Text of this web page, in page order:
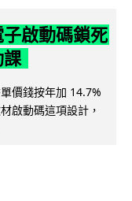
啟動碼鎖死
課
價錢按年加 14.7%
啟動碼這項設計，